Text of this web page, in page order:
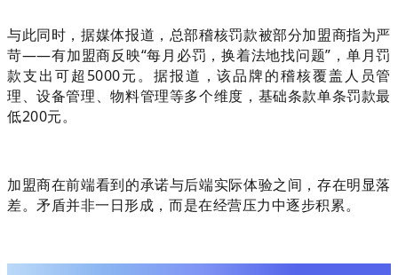
与此同时，据媒体报道，总部稽核罚款被部分加盟商指为严
苛——有加盟商反映“每月必罚，换着法地找问题”，单月罚
款支出可超5000元。据报道，该品牌的稽核覆盖人员管
理、设备管理、物料管理等多个维度，基础条款单条罚款最
低200元。
加盟商在前端看到的承诺与后端实际体验之间，存在明显落
差。矛盾并非一日形成，而是在经营压力中逐步积累。